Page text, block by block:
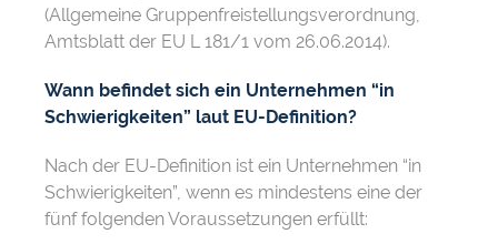
(Allgemeine Gruppenfreistellungsverordnung,
Amtsblatt der EU L 181/1 vom 26.06.2014).
Wann befindet sich ein Unternehmen “in
Schwierigkeiten” laut EU-Definition?
Nach der EU-Definition ist ein Unternehmen “in
Schwierigkeiten”, wenn es mindestens eine der
fünf folgenden Voraussetzungen erfüllt: